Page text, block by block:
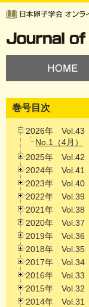
巻号目次
2026年 Vol.43
No.1（4月）
2025年 Vol.42
2024年 Vol.41
2023年 Vol.40
2022年 Vol.39
2021年 Vol.38
2020年 Vol.37
2019年 Vol.36
2018年 Vol.35
2017年 Vol.34
2016年 Vol.33
2015年 Vol.32
2014年 Vol.31